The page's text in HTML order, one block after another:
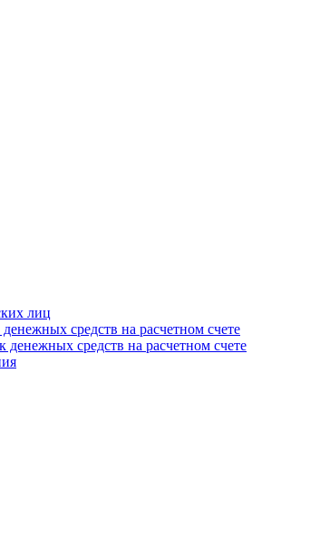
лиц
средств на расчетном счете
средств на расчетном счете